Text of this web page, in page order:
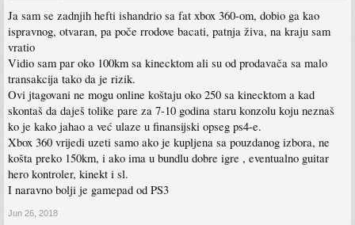
Ja sam se zadnjih hefti ishandrio sa fat xbox 360-om, dobio ga kao
ispravnog, otvaran, pa poče rrodove bacati, patnja živa, na kraju sam
vratio
Vidio sam par oko 100km sa kinecktom ali su od prodavača sa malo
transakcija tako da je rizik.
Ovi jtagovani ne mogu online koštaju oko 250 sa kinecktom a kad
skontaš da daješ tolike pare za 7-10 godina staru konzolu koju neznaš
ko je kako jahao a već ulaze u finansijski opseg ps4-e.
Xbox 360 vrijedi uzeti samo ako je kupljena sa pouzdanog izbora, ne
košta preko 150km, i ako ima u bundlu dobre igre , eventualno guitar
hero kontroler, kinekt i sl.
I naravno bolji je gamepad od PS3
Jun 26, 2018